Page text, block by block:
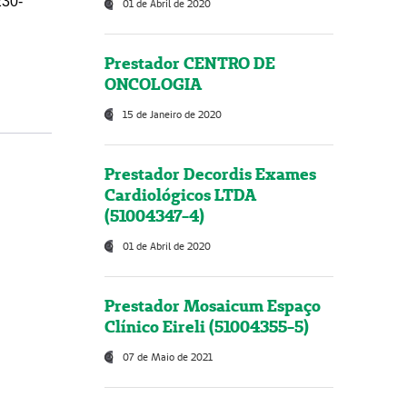
01 de Abril de 2020
Prestador CENTRO DE
ONCOLOGIA
15 de Janeiro de 2020
Prestador Decordis Exames
Cardiológicos LTDA
(51004347-4)
01 de Abril de 2020
Prestador Mosaicum Espaço
Clínico Eireli (51004355-5)
07 de Maio de 2021